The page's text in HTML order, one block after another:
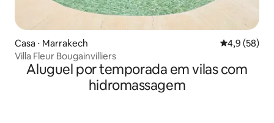
Casa ⋅ Marrakech 4,9 de uma
4,9 (58)
Villa Fleur Bougainvilliers
Aluguel por temporada em vilas com
hidromassagem